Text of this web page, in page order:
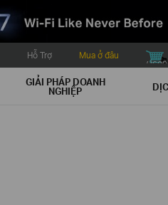
Hỗ Trợ Mua ở đâu
buy icon
GIẢI PHÁP DOANH
NGHIỆP